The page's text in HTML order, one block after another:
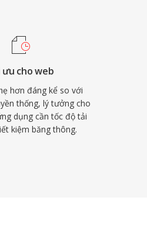
ưu cho web
hơn đáng kể so với
thống, lý tưởng cho
dụng cần tốc độ tải
kiệm băng thông.